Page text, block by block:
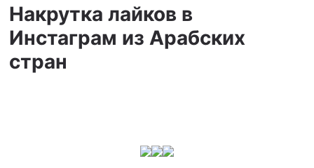
Накрутка лайков в
Инстаграм из Арабских
стран